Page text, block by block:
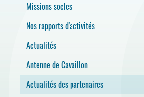
Missions socles
Nos rapports d'activités
Actualités
Antenne de Cavaillon
Actualités des partenaires